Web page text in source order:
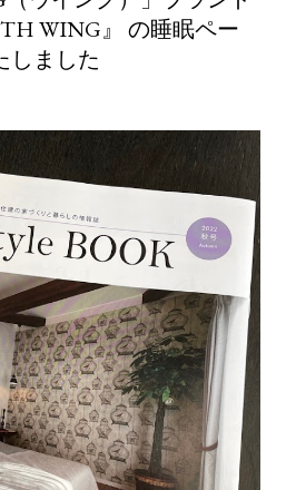
WING』 の睡眠ペー
しました